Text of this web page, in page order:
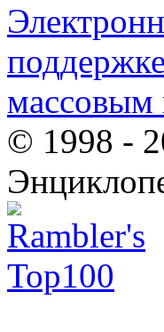
массовым
© 1998 -